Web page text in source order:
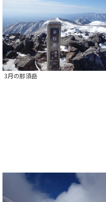
3月の那須岳